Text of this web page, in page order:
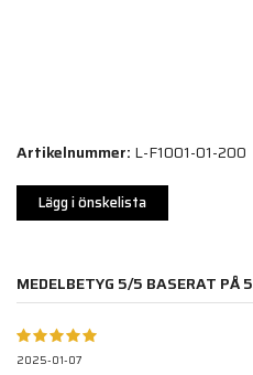
Artikelnummer: L-F1001-01-200
Lägg i önskelista
MEDELBETYG 5/5 BASERAT PÅ5
2025-01-07